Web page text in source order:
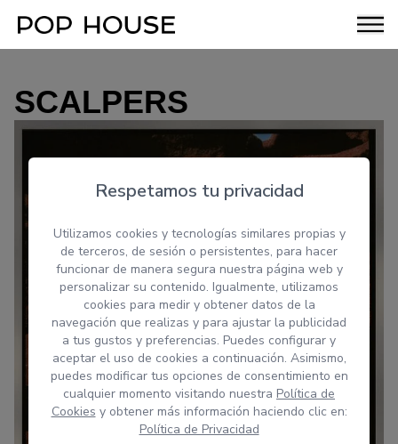
SCALPERS
Respetamos tu privacidad
Utilizamos cookies y tecnologías similares propias y
de terceros, de sesión o persistentes, para hacer
funcionar de manera segura nuestra página web y
personalizar su contenido. Igualmente, utilizamos
cookies para medir y obtener datos de la
navegación que realizas y para ajustar la publicidad
a tus gustos y preferencias. Puedes configurar y
aceptar el uso de cookies a continuación. Asimismo,
puedes modificar tus opciones de consentimiento en
cualquier momento visitando nuestra Política de
Cookies y obtener más información haciendo clic en:
Política de Privacidad